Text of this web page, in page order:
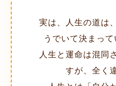
実は、人生の道は
うでいて決まって
人生と運命は混同
すが、全く